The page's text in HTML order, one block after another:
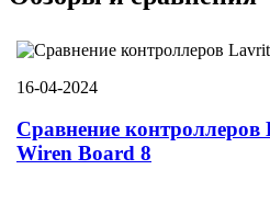
16-04-2024
Сравнение
Wiren Board 8